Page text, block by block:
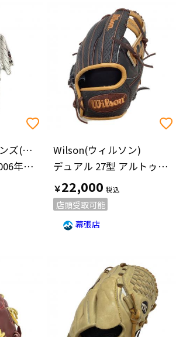
千葉ロッテマリーンズ(チバロッテマリーンズ)
【52】塀内久雄 2006年選手支給 アジアチャンピオンワッペン付
Wilson(ウィルソン)
デュアル 27型 アルトゥーベモデル
￥22,000
店頭受取可能
幕張店